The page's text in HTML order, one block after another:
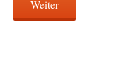
Weiter